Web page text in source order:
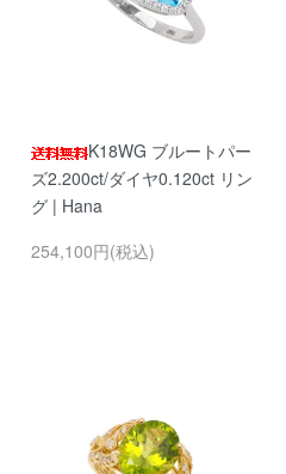
K18WG ブルートパー
ズ2.200ct/ダイヤ0.120ct リン
グ | Hana
254,100円(税込)